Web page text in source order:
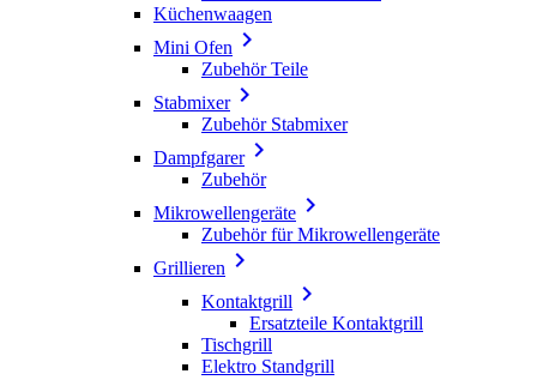
Küchenwaagen
Mini Ofen 
Zubehör Teile
Stabmixer
Zubehör Stabmixer
Dampfgarer
Zubehör
Mikrowellengeräte 
Zubehör für Mikrowellengeräte
Grillieren 
Kontaktgrill 
Ersatzteile Kontaktgrill
Tischgrill
Elektro Standgrill